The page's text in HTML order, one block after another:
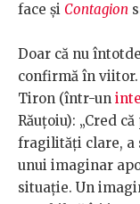
face și Contagion
Doar că nu
confirmă în viitor.
Tiron (într-un
Răuțoiu): „Cred
fragilități clare, a
unui imaginar
situație. Un